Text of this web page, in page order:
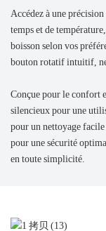
Accédez à une
temps et de
boisson selon vos
bouton rotatif intuitif,
Conçue pour le confort
silencieux pour une
pour un nettoyage
pour une sécurité
en toute simplicité.